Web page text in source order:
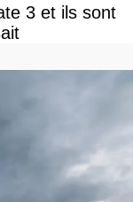
3 et ils sont